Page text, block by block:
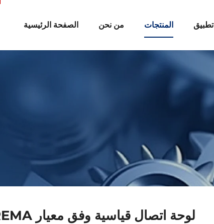
الصفحة الرئيسية من نحن المنتجات تطبيق
لوحة اتصال قياسية وفق معيار AREMA